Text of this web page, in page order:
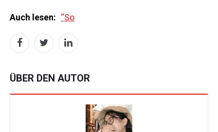
Auch lesen: “So
ÜBER DEN AUTOR